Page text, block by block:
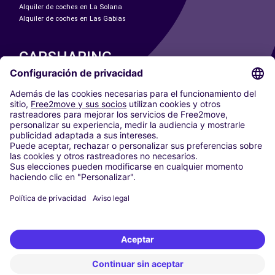
Alquiler de coches en La Solana
Alquiler de coches en Las Gabias
CARSHARING
NUESTRAS CIUDADES
Paris
Madrid
Washington DC
Milán
Roma
Turín
Viena
Berlín
Düsseldorf